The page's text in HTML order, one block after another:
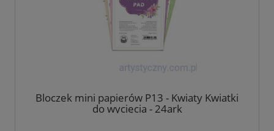
Bloczek mini papierów P13 - Kwiaty Kwiatki
do wycięcia - 24ark